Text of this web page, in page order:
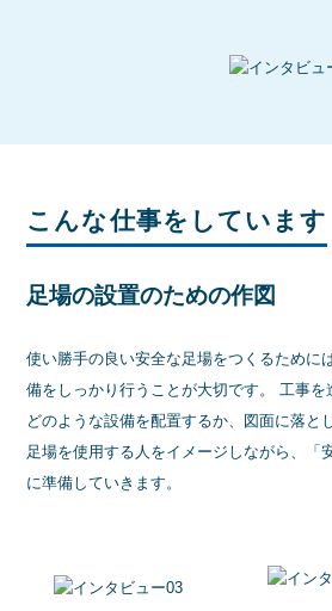
こんな仕事をしています
足場の設置のための作図
使い勝手の良い安全な足場をつくるために
備をしっかり行うことが大切です。 工事
どのような設備を配置するか、図面に落と
足場を使用する人をイメージしながら、「
に準備していきます。